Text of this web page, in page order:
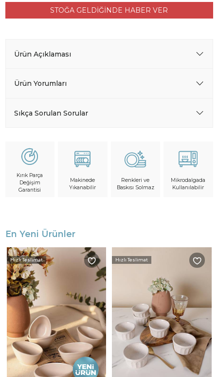
STOĞA GELDİĞİNDE HABER VER
Ürün Açıklaması
Ürün Yorumları
Sıkça Sorulan Sorular
Kırık Parça
Değişim
Garantisi
Makinede
Yıkanabilir
Renkleri ve
Baskısı Solmaz
Mikrodalgada
Kullanılabilir
En Yeni Ürünler
Hızlı Teslimat Hızlı Teslimat